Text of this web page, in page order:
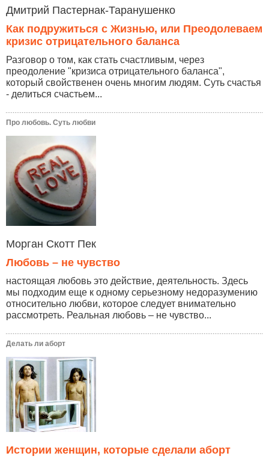
Дмитрий Пастернак-Таранушенко
Как подружиться с Жизнью, или Преодолеваем
кризис отрицательного баланса
Разговор о том, как стать счастливым, через
преодоление "кризиса отрицательного баланса",
который свойственен очень многим людям. Суть счастья
- делиться счастьем...
Про любовь. Суть любви
Морган Скотт Пек
Любовь – не чувство
настоящая любовь это действие, деятельность. Здесь
мы подходим еще к одному серьезному недоразумению
относительно любви, которое следует внимательно
рассмотреть. Реальная любовь – не чувство...
Делать ли аборт
Истории женщин, которые сделали аборт